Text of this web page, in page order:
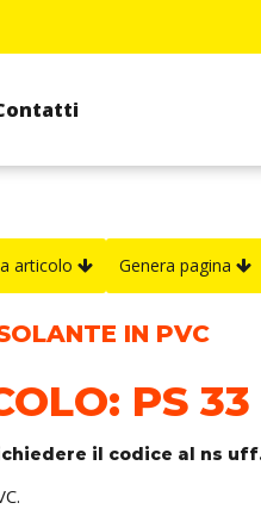
articolo Genera pagina
IN PVC
PS
il codice al ns